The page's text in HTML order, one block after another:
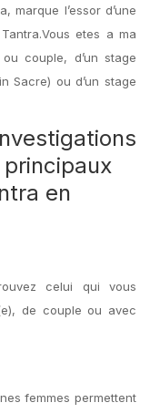
marque l’essor d’une
etes a ma
couple, d’un stage
Sacre) ou d’un stage
en
celui qui vous
de couple ou avec
femmes permettent